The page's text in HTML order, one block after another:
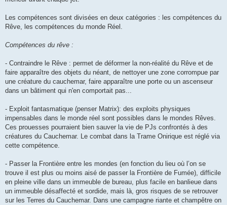
Les compétences sont divisées en deux catégories : les compétences du
Rêve, les compétences du monde Réel.
Compétences du rêve :
- Contraindre le Rêve : permet de déformer la non-réalité du Rêve et de
faire apparaître des objets du néant, de nettoyer une zone corrompue par
une créature du cauchemar, faire apparaître une porte ou un ascenseur
dans un bâtiment qui n'en comportait pas...
- Exploit fantasmatique (penser Matrix): des exploits physiques
impensables dans le monde réel sont possibles dans le mondes Rêves.
Ces prouesses pourraient bien sauver la vie de PJs confrontés à des
créatures du Cauchemar. Le combat dans la Trame Onirique est réglé via
cette compétence.
- Passer la Frontière entre les mondes (en fonction du lieu où l’on se
trouve il est plus ou moins aisé de passer la Frontière de Fumée), difficile
en pleine ville dans un immeuble de bureau, plus facile en banlieue dans
un immeuble désaffecté et sordide, mais là, gros risques de se retrouver
sur les Terres du Cauchemar. Dans une campagne riante et champêtre on